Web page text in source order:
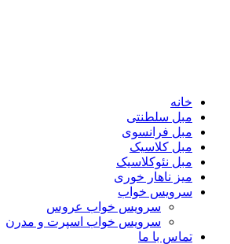
خانه
مبل سلطنتی
مبل فرانسوی
مبل کلاسیک
مبل نئوکلاسیک
میز ناهار خوری
سرویس خواب
سرویس خواب عروس
سرویس خواب اسپرت و مدرن
تماس با ما